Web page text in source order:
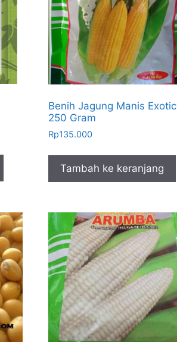
Benih Jagung Manis Exotic
250 Gram
Rp135.000
Tambah ke keranjang